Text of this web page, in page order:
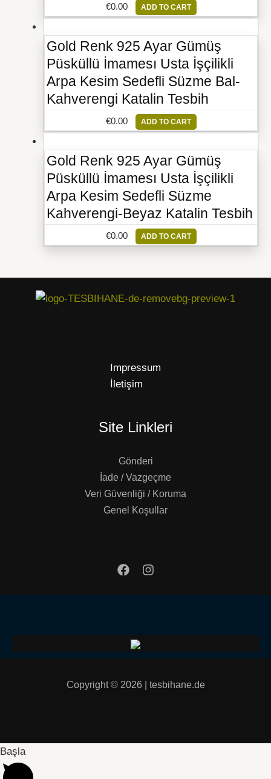
€0.00 ADD TO CART
Gold Renk 925 Ayar Gümüş
Püsküllü İmamesı Usta İşçilikli
Arpa Kesim Sedefli Süzme Bal-
Kahverengi Katalin Tesbih
€0.00 ADD TO CART
Gold Renk 925 Ayar Gümüş
Püsküllü İmamesı Usta İşçilikli
Arpa Kesim Sedefli Süzme
Kahverengi-Beyaz Katalin Tesbih
€0.00 ADD TO CART
Impressum
İletişim
Site Linkleri
Gönderi
İade / Vazgeçme
Veri Güvenliği / Koruma
Genel Koşullar
Copyright © 2026 | tesbihane.de
Başla